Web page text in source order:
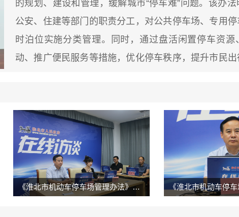
的规划、建设和管理，缓解城市“停车难”问题。该办法
公安、住建等部门的职责分工，对公共停车场、专用
时泊位实施分类管理。同时，通过盘活闲置停车资源
动、推广便民服务等措施，优化停车秩序，提升市民
《淮北市机动车停车场管理办法》解读